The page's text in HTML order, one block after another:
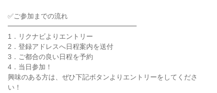
✅ご参加までの流れ
━━━━━━━━━━━━━━━━━━━
1．リクナビよりエントリー
2．登録アドレスへ日程案内を送付
3．ご都合の良い日程を予約
4．当日参加！
興味のある方は、ぜひ下記ボタンよりエントリーをしてくださ
い！